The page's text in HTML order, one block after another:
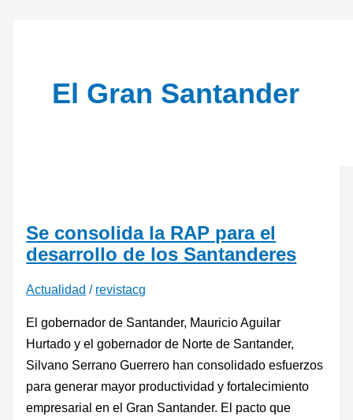
El Gran Santander
Se consolida la RAP para el
desarrollo de los Santanderes
Actualidad / revistacg
El gobernador de Santander, Mauricio Aguilar
Hurtado y el gobernador de Norte de Santander,
Silvano Serrano Guerrero han consolidado esfuerzos
para generar mayor productividad y fortalecimiento
empresarial en el Gran Santander. El pacto que